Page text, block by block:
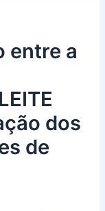
entre a
dos
de